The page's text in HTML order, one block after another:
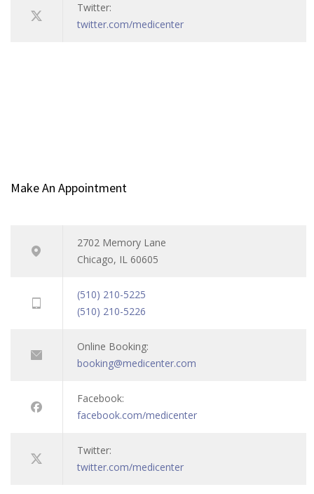
Twitter:
twitter.com/medicenter
Make An Appointment
2702 Memory Lane
Chicago, IL 60605
(510) 210-5225
(510) 210-5226
Online Booking:
booking@medicenter.com
Facebook:
facebook.com/medicenter
Twitter:
twitter.com/medicenter